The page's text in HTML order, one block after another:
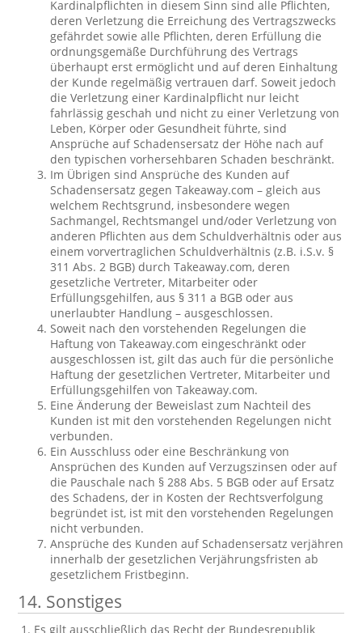
Kardinalpflichten in diesem Sinn sind alle Pflichten,
deren Verletzung die Erreichung des Vertragszwecks
gefährdet sowie alle Pflichten, deren Erfüllung die
ordnungsgemäße Durchführung des Vertrags
überhaupt erst ermöglicht und auf deren Einhaltung
der Kunde regelmäßig vertrauen darf. Soweit jedoch
die Verletzung einer Kardinalpflicht nur leicht
fahrlässig geschah und nicht zu einer Verletzung von
Leben, Körper oder Gesundheit führte, sind
Ansprüche auf Schadensersatz der Höhe nach auf
den typischen vorhersehbaren Schaden beschränkt.
Im Übrigen sind Ansprüche des Kunden auf
Schadensersatz gegen Takeaway.com – gleich aus
welchem Rechtsgrund, insbesondere wegen
Sachmangel, Rechtsmangel und/oder Verletzung von
anderen Pflichten aus dem Schuldverhältnis oder aus
einem vorvertraglichen Schuldverhältnis (z.B. i.S.v. §
311 Abs. 2 BGB) durch Takeaway.com, deren
gesetzliche Vertreter, Mitarbeiter oder
Erfüllungsgehilfen, aus § 311 a BGB oder aus
unerlaubter Handlung – ausgeschlossen.
Soweit nach den vorstehenden Regelungen die
Haftung von Takeaway.com eingeschränkt oder
ausgeschlossen ist, gilt das auch für die persönliche
Haftung der gesetzlichen Vertreter, Mitarbeiter und
Erfüllungsgehilfen von Takeaway.com.
Eine Änderung der Beweislast zum Nachteil des
Kunden ist mit den vorstehenden Regelungen nicht
verbunden.
Ein Ausschluss oder eine Beschränkung von
Ansprüchen des Kunden auf Verzugszinsen oder auf
die Pauschale nach § 288 Abs. 5 BGB oder auf Ersatz
des Schadens, der in Kosten der Rechtsverfolgung
begründet ist, ist mit den vorstehenden Regelungen
nicht verbunden.
Ansprüche des Kunden auf Schadensersatz verjähren
innerhalb der gesetzlichen Verjährungsfristen ab
gesetzlichem Fristbeginn.
14. Sonstiges
Es gilt ausschließlich das Recht der Bundesrepublik